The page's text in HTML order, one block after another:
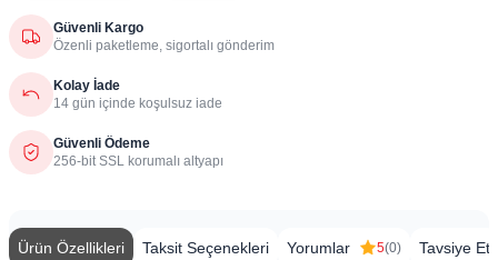
Güvenli Kargo
Özenli paketleme, sigortalı gönderim
Kolay İade
14 gün içinde koşulsuz iade
Güvenli Ödeme
256-bit SSL korumalı altyapı
Ürün Özellikleri Taksit Seçenekleri Yorumlar 5(0) Tavsiye Et